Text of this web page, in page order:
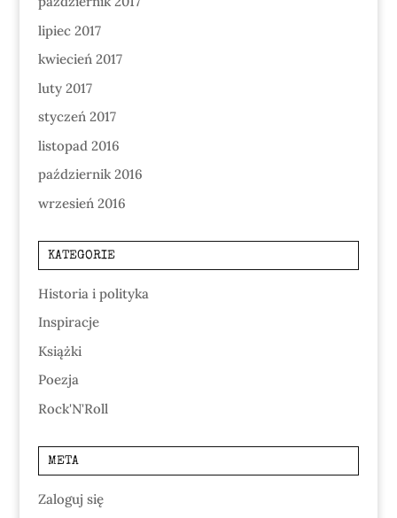
lipiec 2017
kwiecień 2017
luty 2017
styczeń 2017
listopad 2016
październik 2016
wrzesień 2016
KATEGORIE
Historia i polityka
Inspiracje
Książki
Poezja
Rock'N'Roll
META
Zaloguj się